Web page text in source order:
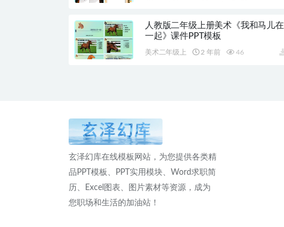
人教版二年级上册美术《我和马儿在
一起》课件PPT模板
美术二年级上 2 年前 46
玄泽幻库在线模板网站，为您提供各类精
品PPT模板、PPT实用模块、Word求职简
历、Excel图表、图片素材等资源，成为
您职场和生活的加油站！